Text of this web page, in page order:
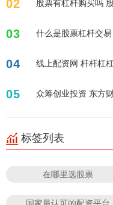
02 股票有杠杆购买吗
03 什么是股票杠杆交
04 线上配资网 杆杆杠
05 众筹创业投资 东方
标签列表
在哪里选股票